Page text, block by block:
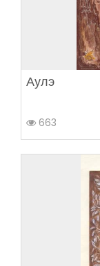
Аулэ
663